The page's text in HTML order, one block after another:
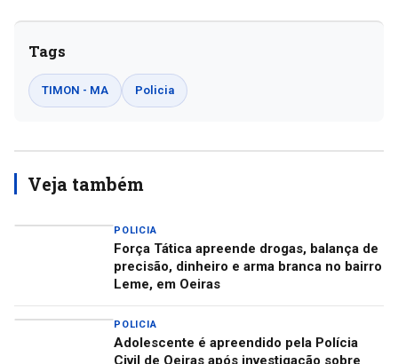
Tags
TIMON - MA Policia
Veja também
POLICIA
Força Tática apreende drogas, balança de
precisão, dinheiro e arma branca no bairro
Leme, em Oeiras
POLICIA
Adolescente é apreendido pela Polícia
Civil de Oeiras após investigação sobre